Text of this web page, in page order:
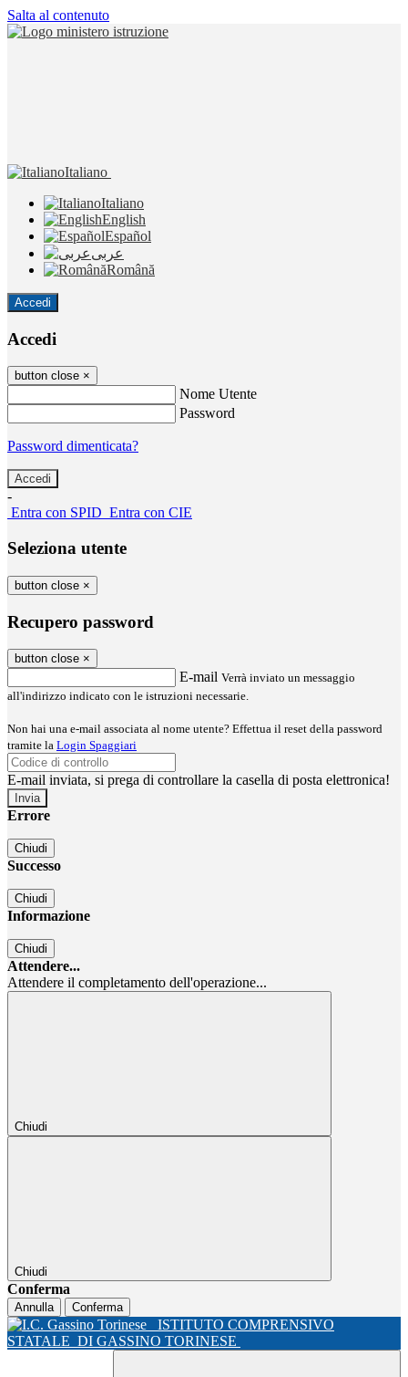
Salta al contenuto
Italiano
Italiano
English
Español
عربى
Română
Accedi
Accedi
button close ×
Nome Utente
Password
Password dimenticata?
-
Entra con SPID Entra con CIE
Seleziona utente
button close ×
Recupero password
button close ×
E-mail Verrà inviato un messaggio
all'indirizzo indicato con le istruzioni necessarie.
Non hai una e-mail associata al nome utente? Effettua il reset della password
tramite la Login Spaggiari
E-mail inviata, si prega di controllare la casella di posta elettronica!
Errore
Chiudi
Successo
Chiudi
Informazione
Chiudi
Attendere...
Attendere il completamento dell'operazione...
Chiudi
Chiudi
Conferma
Annulla Conferma
ISTITUTO COMPRENSIVO
STATALE DI GASSINO TORINESE